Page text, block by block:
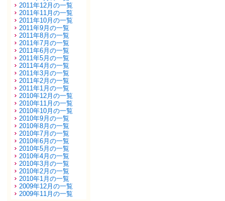
2011年12月の一覧
2011年11月の一覧
2011年10月の一覧
2011年9月の一覧
2011年8月の一覧
2011年7月の一覧
2011年6月の一覧
2011年5月の一覧
2011年4月の一覧
2011年3月の一覧
2011年2月の一覧
2011年1月の一覧
2010年12月の一覧
2010年11月の一覧
2010年10月の一覧
2010年9月の一覧
2010年8月の一覧
2010年7月の一覧
2010年6月の一覧
2010年5月の一覧
2010年4月の一覧
2010年3月の一覧
2010年2月の一覧
2010年1月の一覧
2009年12月の一覧
2009年11月の一覧